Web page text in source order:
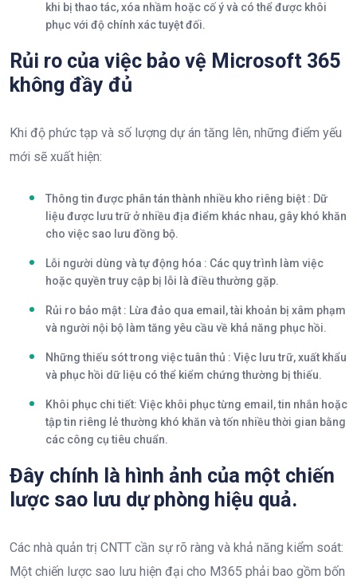
khi bị thao tác, xóa nhầm hoặc cố ý và có thể được khôi
phục với độ chính xác tuyệt đối.
Rủi ro của việc bảo vệ Microsoft 365
không đầy đủ​
Khi độ phức tạp và số lượng dự án tăng lên, những điểm yếu
mới sẽ xuất hiện:
Thông tin được phân tán thành nhiều kho riêng biệt : Dữ
liệu được lưu trữ ở nhiều địa điểm khác nhau, gây khó khăn
cho việc sao lưu đồng bộ.
Lỗi người dùng và tự động hóa : Các quy trình làm việc
hoặc quyền truy cập bị lỗi là điều thường gặp.
Rủi ro bảo mật : Lừa đảo qua email, tài khoản bị xâm phạm
và người nội bộ làm tăng yêu cầu về khả năng phục hồi.
Những thiếu sót trong việc tuân thủ : Việc lưu trữ, xuất khẩu
và phục hồi dữ liệu có thể kiểm chứng thường bị thiếu.
Khôi phục chi tiết: Việc khôi phục từng email, tin nhắn hoặc
tập tin riêng lẻ thường khó khăn và tốn nhiều thời gian bằng
các công cụ tiêu chuẩn.
Đây chính là hình ảnh của một chiến
lược sao lưu dự phòng hiệu quả.​
Các nhà quản trị CNTT cần sự rõ ràng và khả năng kiểm soát:
Một chiến lược sao lưu hiện đại cho M365 phải bao gồm bốn